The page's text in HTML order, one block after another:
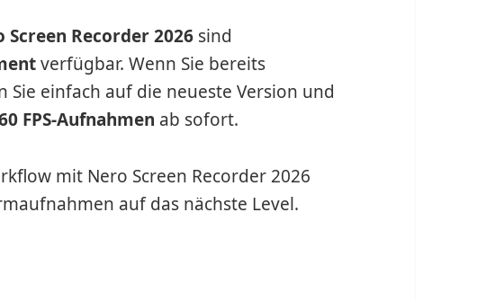
Screen Recorder 2026 sind
verfügbar. Wenn Sie bereits
einfach auf die neueste Version und
FPS-Aufnahmen ab sofort.
mit Nero Screen Recorder 2026
auf das nächste Level.